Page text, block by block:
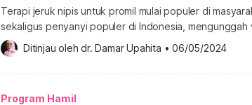
Terapi jeruk nipis untuk promil mulai populer di
sekaligus penyanyi populer di Indonesia, mengunggah
YouTube miliknya pada Juni 2018 silam. Dalam video tersebut, ia menjelaskan
bahwa terapi jeruk nipis bisa meningkatkan kesuburan.
Yuk, simak jawabannya di sini. Prosedur terapi jeruk
Ditinjau oleh dr. Damar Upahita • 06/05/2024
Program Hamil